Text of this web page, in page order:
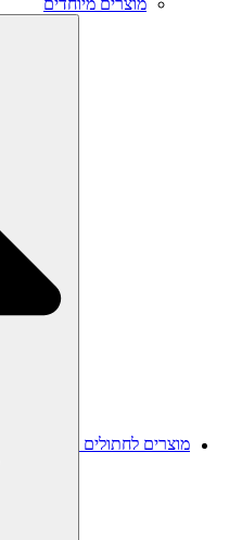
מוצרים מיוחדים
מוצרים לחתולים